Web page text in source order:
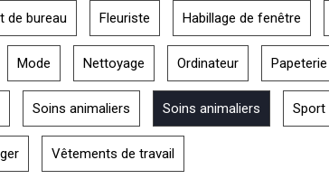
de bureau Fleuriste Habillage de fenêtre
Mode Nettoyage Ordinateur Papeterie
Soins animaliers Soins animaliers Sport
Vêtements de travail